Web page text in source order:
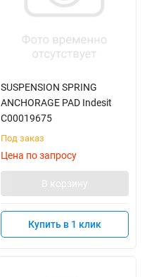
SUSPENSION SPRING
ANCHORAGE PAD Indesit
C00019675
Под заказ
Цена по запросу
В корзину
Купить в 1 клик